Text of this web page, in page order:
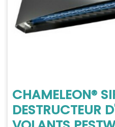
CHAMELEON®
DESTRUCTEUR